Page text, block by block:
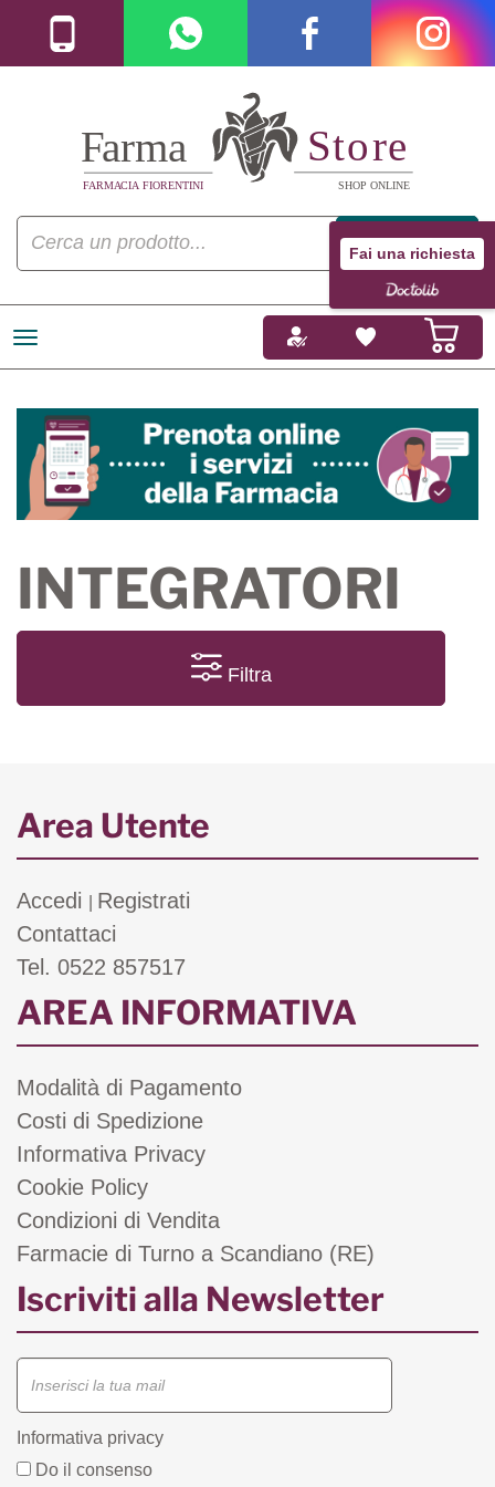
Fai una richiesta
INTEGRATORI
Filtra
Area Utente
Accedi
Registrati
Contattaci
Tel. 0522 857517
AREA INFORMATIVA
Modalità di Pagamento
Costi di Spedizione
Informativa Privacy
Cookie Policy
Condizioni di Vendita
Farmacie di Turno a Scandiano (RE)
Iscriviti alla Newsletter
Informativa privacy
Do il consenso